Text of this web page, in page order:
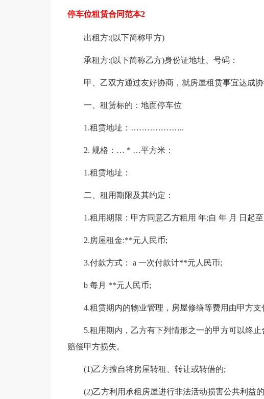
停车位租赁合同范本2
出租方:(以下简称甲方)
承租方:(以下简称乙方)身份证地址、号码：
甲、乙双方通过友好协商，就房屋租赁事宜达成协
一、租赁标的：地面停车位
1.租赁地址：………………..
2. 规格：… * …平方米：
1.租赁地址：
二、租用期限及其约定：
1.租用期限：甲方同意乙方租用 年;自 年 月 日起
2.房屋租金:**元人民币;
3.付款方式： a 一次付款计**元人民币;
b 每月 **元人民币;
4.租赁期内的物业管理，房屋修缮等费用由甲方支
5.租用期内，乙方有下列情形之一的甲方可以终
赔偿甲方损失。
(1)乙方擅自将房屋转租、转让或转借的;
(2)乙方利用承租房屋进行非法活动损害公共利益